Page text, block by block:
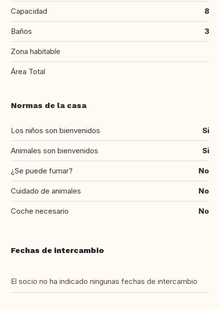
Capacidad 8
Baños 3
Zona habitable
Área Total
Normas de la casa
Los niños son bienvenidos Si
Animales son bienvenidos Si
¿Se puede fumar? No
Cuidado de animales No
Coche necesario No
Fechas de intercambio
El socio no ha indicado ningunas fechas de intercambio